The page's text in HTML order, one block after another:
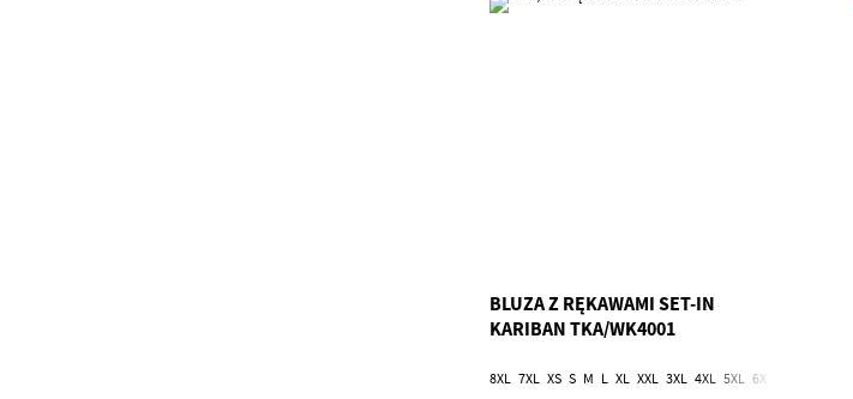
BLUZA Z RĘKAWAMI SET-IN
KARIBAN TKA/WK4001
8XL 7XL XS S M L XL XXL 3XL 4XL 5XL 6XL